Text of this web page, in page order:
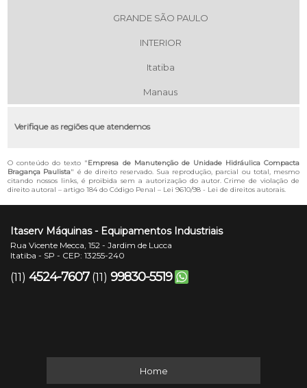
GRANDE SÃO PAULO
INTERIOR
Itatiba
Manaus
Verifique as regiões que atendemos
O conteúdo do texto "Empresa de Manutenção de Unidade Hidráulica Compacta
Bragança Paulista" é de direito reservado. Sua reprodução, parcial ou total, mesmo
citando nossos links, é proibida sem a autorização do autor. Crime de violação de
direito autoral – artigo 184 do Código Penal – Lei 9610/98 - Lei de direitos autorais.
Itaserv Máquinas - Equipamentos Industriais
Rua Vicente Mecca, 152 - Jardim de Lucca
Itatiba - SP - CEP: 13255-240
(11) 4524-7607 (11) 99830-5519
Home